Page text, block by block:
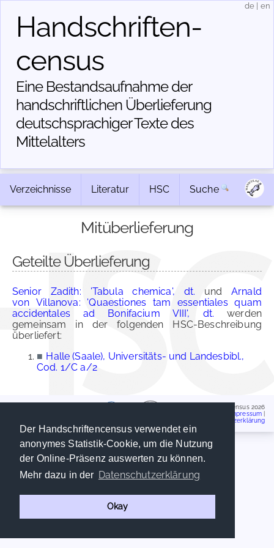
Der Handschriftencensus verwendet ein
anonymes Statistik-Cookie, um die Nutzung
der Online-Präsenz auswerten zu können.
Mehr dazu in der Datenschutzerklärung
Okay
Handschriften­
census
Eine Bestandsaufnahme der
handschriftlichen Über­lieferung
deutschsprachiger Texte des
Mittelalters
de en
Verzeichnisse Literatur HSC Suche
Mitüberlieferung
Geteilte Überlieferung
Senior Zadith: 'Tabula chemica', dt. undArnald
von Villanova: 'Quaestiones tam essentiales quam
accidentales ad Bonifacium VIII', dt. werden
gemeinsam in der folgenden HSC-Beschreibung
überliefert:
■ Halle (Saale), Universitäts- und Landesbibl.,
Cod. 1/C a/2
Handschriftencensus 2026
Impressum
Datenschutzerklärung